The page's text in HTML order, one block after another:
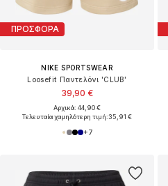
ΠΡΟΣΦΟΡΑ
NIKE SPORTSWEAR
Loosefit Παντελόνι 'CLUB'
39,90 €
Αρχικά: 44,90 €
Τελευταία χαμηλότερη τιμή:35,91 €
+7